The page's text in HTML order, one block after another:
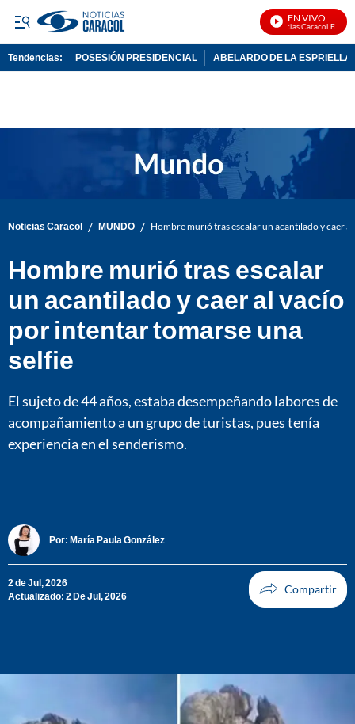
EN VIVO
Noticias Caracol En Vivo
Tendencias: POSESIÓN PRESIDENCIAL ABELARDO DE LA ESPRIELLA
Noticias Caracol / MUNDO / Hombre murió tras escalar un acantilado y caer
Hombre murió tras escalar
un acantilado y caer al vacío
por intentar tomarse una
selfie
El sujeto de 44 años, estaba desempeñando labores de
acompañamiento a un grupo de turistas, pues tenía
experiencia en el senderismo.
Por: María Paula González
2 de Jul, 2026
Actualizado: 2 De Jul, 2026